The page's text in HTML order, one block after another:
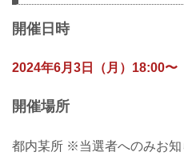
開催日時
2024年6月3日（月）18:00〜
開催場所
都内某所 ※当選者へのみお知